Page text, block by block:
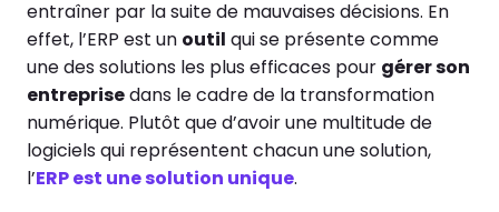
entraîner par la suite de mauvaises décisions. En
effet, l’ERP est un outil qui se présente comme
une des solutions les plus efficaces pour gérer son
entreprisedans le cadre de la transformation
numérique. Plutôt que d’avoir une multitude de
logiciels qui représentent chacun une solution,
l’ERP est une solution unique.